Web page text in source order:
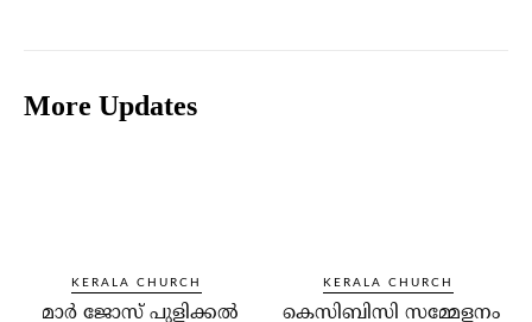
More Updates
KERALA CHURCH
മാര്‍ ജോസ് പുളിക്കല്‍
KERALA CHURCH
കെസിബിസി സമ്മേളനം